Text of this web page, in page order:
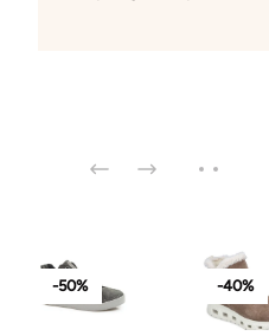
-50% -40%